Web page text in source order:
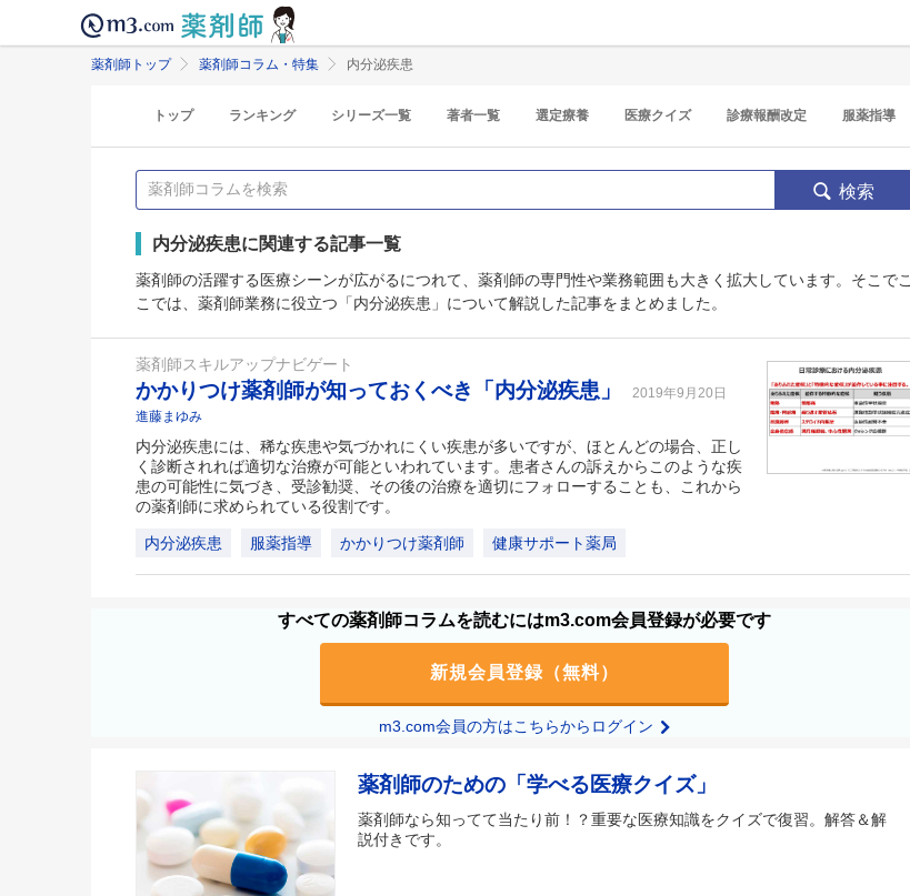
薬剤師トップ 薬剤師コラム・特集 内分泌疾患
トップ ランキング シリーズ一覧 著者一覧 選定療養 医療クイズ 診療報酬改定 服薬指導
検索
内分泌疾患に関連する記事一覧
薬剤師の活躍する医療シーンが広がるにつれて、薬剤師の専門性や業務範囲も大きく拡大しています。そこでこ
こでは、薬剤師業務に役立つ「内分泌疾患」について解説した記事をまとめました。
薬剤師スキルアップナビゲート
かかりつけ薬剤師が知っておくべき「内分泌疾患」
2019年9月20日
進藤まゆみ
内分泌疾患には、稀な疾患や気づかれにくい疾患が多いですが、ほとんどの場合、正し
く診断されれば適切な治療が可能といわれています。患者さんの訴えからこのような疾
患の可能性に気づき、受診勧奨、その後の治療を適切にフォローすることも、これから
の薬剤師に求められている役割です。
内分泌疾患 服薬指導 かかりつけ薬剤師 健康サポート薬局
すべての薬剤師コラムを読むにはm3.com会員登録が必要です
新規会員登録（無料）
m3.com会員の方はこちらからログイン
薬剤師のための「学べる医療クイズ」
薬剤師なら知ってて当たり前！？重要な医療知識をクイズで復習。解答＆解
説付きです。